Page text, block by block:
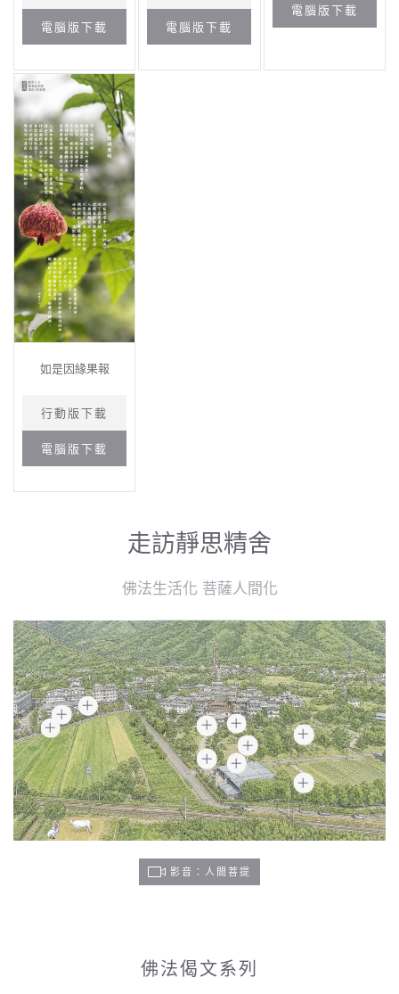
電腦版下載 電腦版下載
電腦版下載
如是因緣果報
行動版下載
電腦版下載
走訪靜思精舍
佛法生活化 菩薩人間化
影音：人間菩提
佛法偈文系列